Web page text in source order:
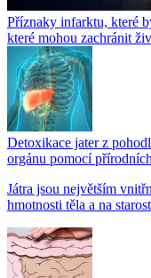
Příznaky infarktu, které
které mohou zachránit
Detoxikace jater z
orgánu pomocí
Játra jsou největším
hmotnosti těla a na